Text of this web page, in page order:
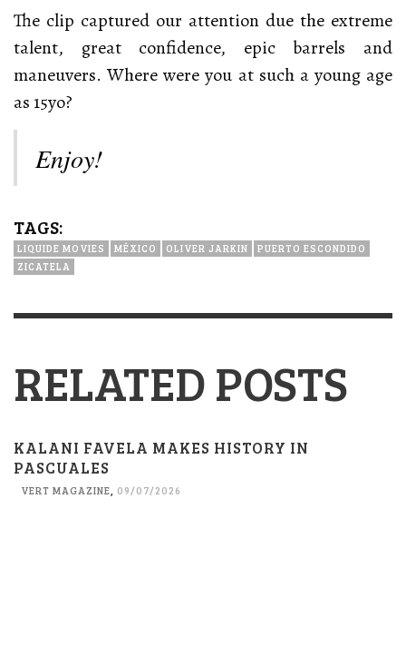
The clip captured our attention due the extreme
talent, great confidence, epic barrels and
maneuvers. Where were you at such a young age
as 15yo?
Enjoy!
TAGS:
LIQUIDE MOVIES MÉXICO OLIVER JARKIN
PUERTO ESCONDIDO
ZICATELA
RELATED POSTS
KALANI FAVELA MAKES HISTORY IN
PASCUALES
VERT MAGAZINE 09/07/2026